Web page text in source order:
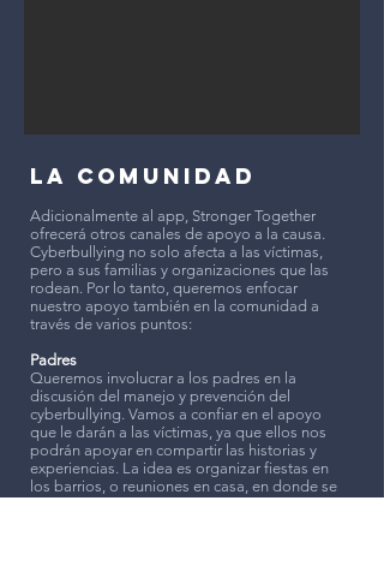
LA COMUNIDAD
Adicionalmente al app, Stronger Together
ofrecerá otros canales de apoyo a la causa.
Cyberbullying no solo afecta a las víctimas,
pero a sus familias y organizaciones que las
rodean. Por lo tanto, queremos enfocar
nuestro apoyo también en la comunidad a
través de varios puntos:
Padres
Queremos involucrar a los padres en la
discusión del manejo y prevención del
cyberbullying. Vamos a confiar en el apoyo
que le darán a las víctimas, ya que ellos nos
podrán apoyar en compartir las historias y
experiencias. La idea es organizar fiestas en
los barrios, o reuniones en casa, en donde se